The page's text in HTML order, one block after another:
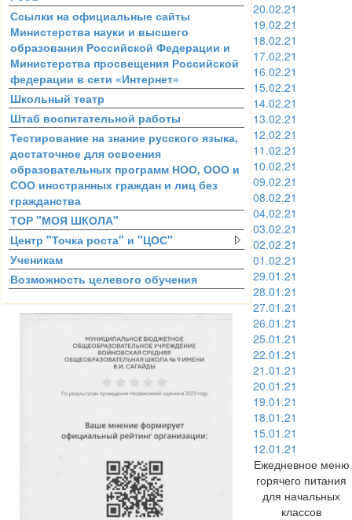
Ссылки на официальные сайты
Министерства науки и высшего
образования Российской Федерации и
Министерства просвещения Российской
федерации в сети «Интернет»
Школьный театр
Штаб воспитательной работы
Тестирование на знание русского языка,
достаточное для освоения
образовательных программ НОО, ООО и
СОО иностранных граждан и лиц без
гражданства
ТОР "МОЯ ШКОЛА"
Центр "Точка роста" и "ЦОС"
Ученикам
Возможность целевого обучения
20.02.21
19.02.21
18.02.21
17.02.21
16.02.21
15.02.21
14.02.21
13.02.21
12.02.21
11.02.21
10.02.21
09.02.21
08.02.21
04.02.21
03.02.21
02.02.21
01.02.21
29.01.21
28.01.21
27.01.21
26.01.21
25.01.21
22.01.21
21.01.21
20.01.21
19.01.21
18.01.21
15.01.21
12.01.21
Ежедневное меню
горячего питания
для начальных
классов